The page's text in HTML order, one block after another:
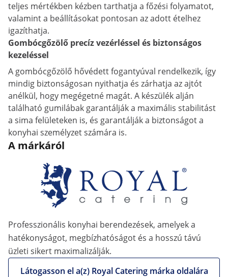
teljes mértékben kézben tarthatja a főzési folyamatot,
valamint a beállításokat pontosan az adott ételhez
igazíthatja.
Gombócgőzölő precíz vezérléssel és biztonságos
kezeléssel
A gombócgőzölő hővédett fogantyúval rendelkezik, így
mindig biztonságosan nyithatja és zárhatja az ajtót
anélkül, hogy megégetné magát. A készülék alján
található gumilábak garantálják a maximális stabilitást
a sima felületeken is, és garantálják a biztonságot a
konyhai személyzet számára is.
A márkáról
Professzionális konyhai berendezések, amelyek a
hatékonyságot, megbízhatóságot és a hosszú távú
üzleti sikert maximalizálják.
Látogasson el a(z) Royal Catering márka oldalára